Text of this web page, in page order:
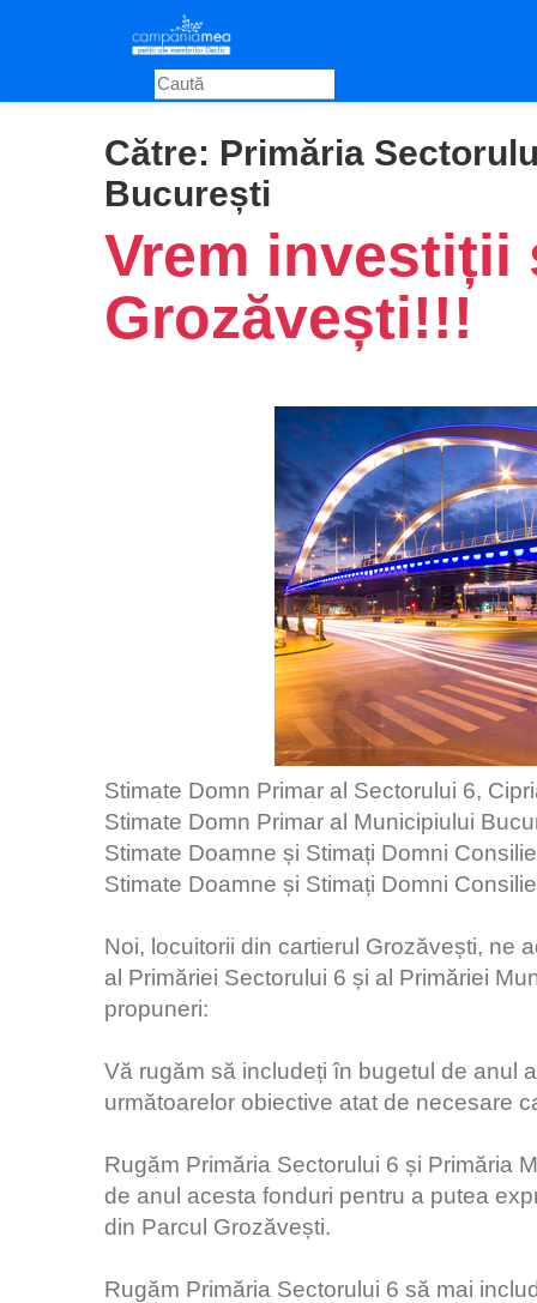
content
Către: Primăria
București
Vrem investiții
Grozăvești!!!
Stimate Domn Primar al Sectorului 6,
Stimate Domn Primar al Municipiului
Stimate Doamne și Stimați Domni
Stimate Doamne și Stimați Domni
Noi, locuitorii din cartierul Grozăvești, ne
al Primăriei Sectorului 6 și al Primăriei
propuneri:
Vă rugăm să includeți în bugetul de anul
următoarelor obiective atat de necesare
Rugăm Primăria Sectorului 6 și Primăria
de anul acesta fonduri pentru a putea
din Parcul Grozăvești.
Rugăm Primăria Sectorului 6 să mai